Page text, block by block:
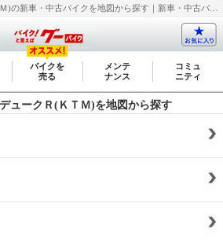
バイクを
売る
メンテ
ナンス
コミュ
ニティ
ュークＲ(ＫＴＭ)を地図から探す